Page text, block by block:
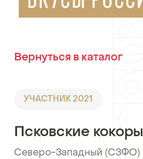
Вернуться в каталог
УЧАСТНИК 2021
Псковские кокоры
Северо-Западный (СЗФО)